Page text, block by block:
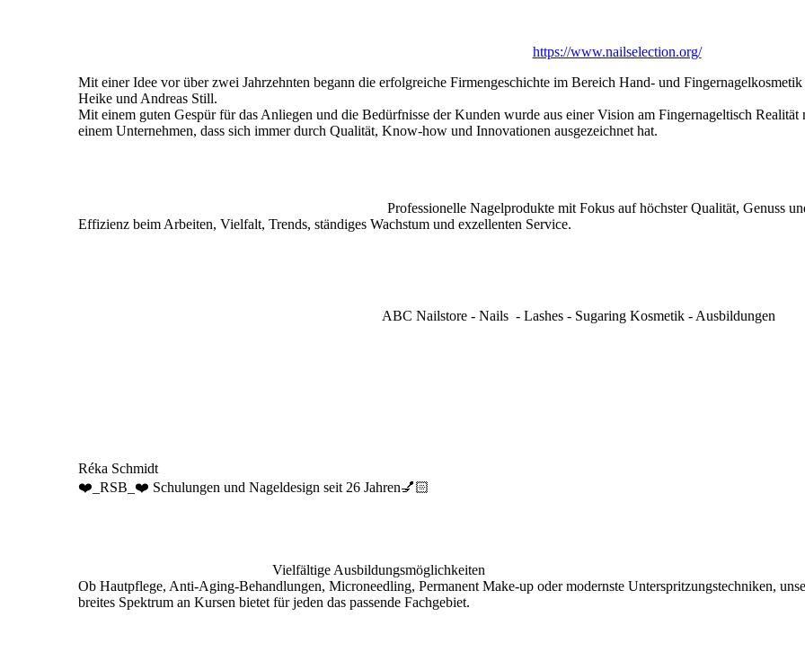
https://www.nailselection.org/
Mit einer Idee vor über zwei Jahrzehnten begann die erfolgreiche Firmengeschichte im Bereich Hand- und
Heike und Andreas Still.
Mit einem guten Gespür für das Anliegen und die Bedürfnisse der Kunden wurde aus einer Vision am Fingernageltisch Realität
einem Unternehmen, dass sich immer durch Qualität, Know-how und Innovationen ausgezeichnet hat.
Professionelle Nagelprodukte mit Fokus auf höchster Qualität, Genuss
Effizienz beim Arbeiten, Vielfalt, Trends, ständiges Wachstum und exzellenten Service.
ABC Nailstore - Nails - Lashes - Sugaring Kosmetik - Ausbildungen
Réka Schmidt
❤️_RSB_❤️ Schulungen und Nageldesign seit 26 Jahren💅🏻
Vielfältige Ausbildungsmöglichkeiten
Ob Hautpflege, Anti-Aging-Behandlungen, Microneedling, Permanent Make-up oder modernste Unterspritzungstechniken,
breites Spektrum an Kursen bietet für jeden das passende Fachgebiet.